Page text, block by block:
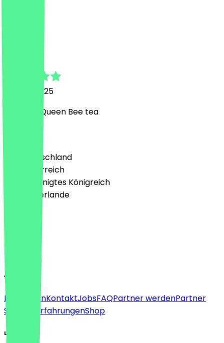
13. April 2025
Amazing Queen Bee tea
🇩🇪 Deutschland
🇦🇹 Österreich
🇬🇧 Vereinigtes Königreich
🇳🇱 Niederlande
Deutsch
English
About
Für FirmenKontaktJobsFAQPartner werdenPartner
Support
ErfahrungenShop
Legal